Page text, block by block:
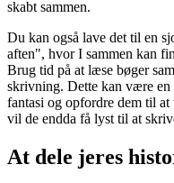
skabt sammen.
Du kan også lave det til en
aften", hvor I sammen kan
Brug tid på at læse bøger
skrivning. Dette kan være en
fantasi og opfordre dem til
vil de endda få lyst til at
At dele jeres